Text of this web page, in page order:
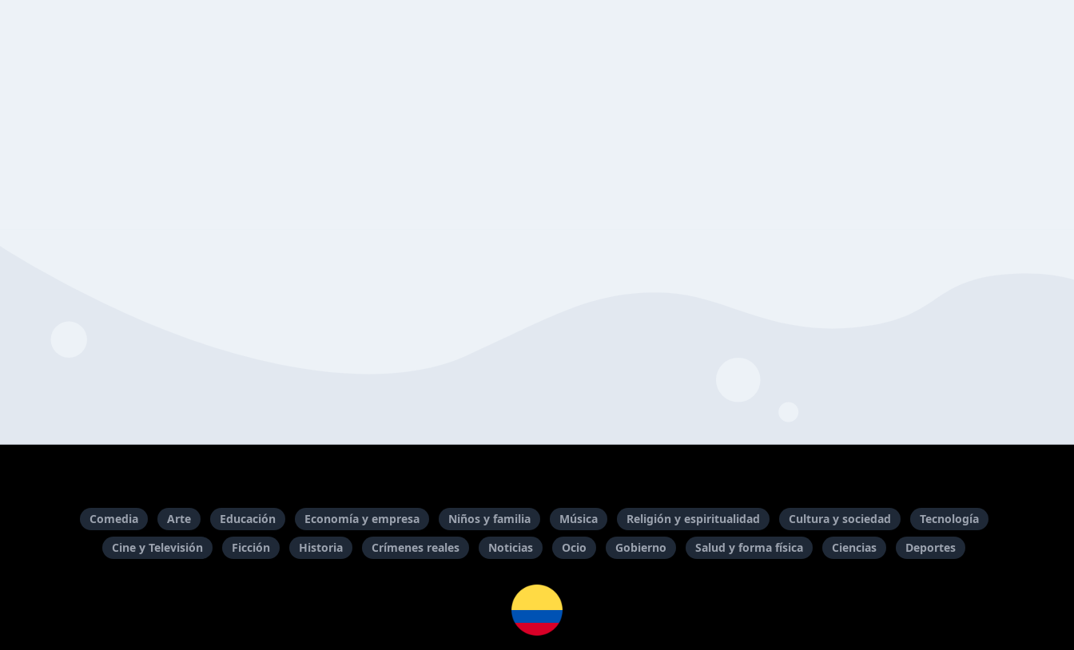
Comedia Arte Educación Economía y empresa Niños y familia Música Religión y espiritualidad Cultura y sociedad
Tecnología
Cine y Televisión
Ficción Historia Crímenes reales Noticias Ocio Gobierno Salud y forma física Ciencias Deportes